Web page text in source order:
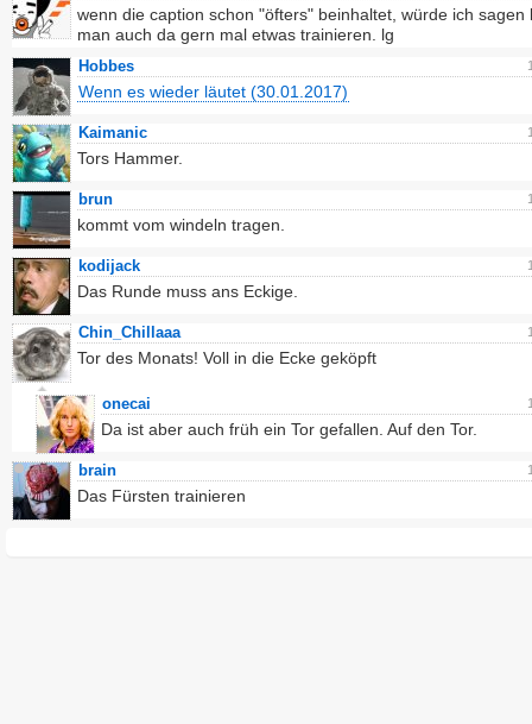
wenn die caption schon "öfters" beinhaltet, würde ich sagen
man auch da gern mal etwas trainieren. lg
Hobbes
Wenn es wieder läutet (30.01.2017)
Kaimanic
Tors Hammer.
brun
kommt vom windeln tragen.
kodijack
Das Runde muss ans Eckige.
Chin_Chillaaa
Tor des Monats! Voll in die Ecke geköpft
onecai
Da ist aber auch früh ein Tor gefallen. Auf den Tor.
brain
Das Fürsten trainieren